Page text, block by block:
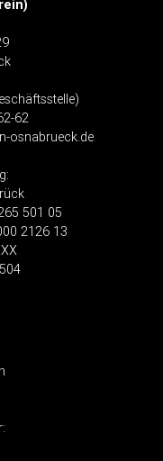
62
osnabrueck.de
:
501 05
2126 13